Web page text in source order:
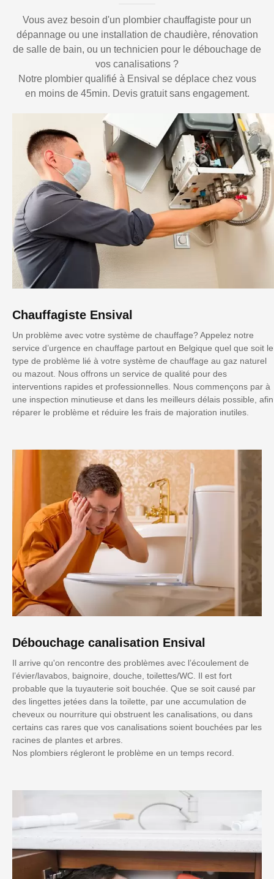
Vous avez besoin d'un plombier chauffagiste pour un
dépannage ou une installation de chaudière, rénovation
de salle de bain, ou un technicien pour le débouchage de
vos canalisations ?
Notre plombier qualifié à Ensival se déplace chez vous
en moins de 45min. Devis gratuit sans engagement.
Chauffagiste Ensival
Un problème avec votre système de chauffage? Appelez notre
service d’urgence en chauffage partout en Belgique quel que soit le
type de problème lié à votre système de chauffage au gaz naturel
ou mazout. Nous offrons un service de qualité pour des
interventions rapides et professionnelles. Nous commençons par à
une inspection minutieuse et dans les meilleurs délais possible, afin
réparer le problème et réduire les frais de majoration inutiles.
Débouchage canalisation Ensival
Il arrive qu'on rencontre des problèmes avec l’écoulement de
l’évier/lavabos, baignoire, douche, toilettes/WC. Il est fort
probable que la tuyauterie soit bouchée. Que se soit causé par
des lingettes jetées dans la toilette, par une accumulation de
cheveux ou nourriture qui obstruent les canalisations, ou dans
certains cas rares que vos canalisations soient bouchées par les
racines de plantes et arbres.
Nos plombiers régleront le problème en un temps record.